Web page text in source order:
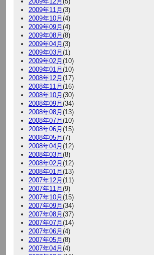
2009年11月(3)
2009年10月(4)
2009年09月(4)
2009年08月(8)
2009年04月(3)
2009年03月(1)
2009年02月(10)
2009年01月(10)
2008年12月(17)
2008年11月(16)
2008年10月(30)
2008年09月(34)
2008年08月(13)
2008年07月(10)
2008年06月(15)
2008年05月(7)
2008年04月(12)
2008年03月(8)
2008年02月(12)
2008年01月(13)
2007年12月(11)
2007年11月(9)
2007年10月(15)
2007年09月(34)
2007年08月(37)
2007年07月(14)
2007年06月(4)
2007年05月(8)
2007年04月(4)